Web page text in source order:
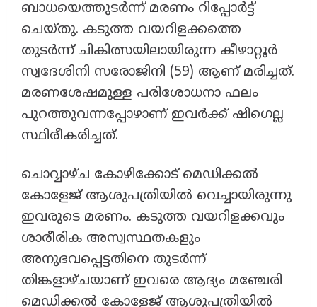
ബാധയെത്തുടർന്ന് മരണം റിപ്പോർട്ട്
ചെയ്തു. കടുത്ത വയറിളക്കത്തെ
തുടർന്ന് ചികിത്സയിലായിരുന്ന കീഴാറ്റൂർ
സ്വദേശിനി സരോജിനി (59) ആണ് മരിച്ചത്.
മരണശേഷമുള്ള പരിശോധനാ ഫലം
പുറത്തുവന്നപ്പോഴാണ് ഇവർക്ക് ഷിഗെല്ല
സ്ഥിരീകരിച്ചത്.
ചൊവ്വാഴ്ച കോഴിക്കോട് മെഡിക്കൽ
കോളേജ് ആശുപത്രിയിൽ വെച്ചായിരുന്നു
ഇവരുടെ മരണം. കടുത്ത വയറിളക്കവും
ശാരീരിക അസ്വസ്ഥതകളും
അനുഭവപ്പെട്ടതിനെ തുടർന്ന്
തിങ്കളാഴ്‌ചയാണ് ഇവരെ ആദ്യം മഞ്ചേരി
മെഡിക്കൽ കോളേജ് ആശുപത്രിയിൽ